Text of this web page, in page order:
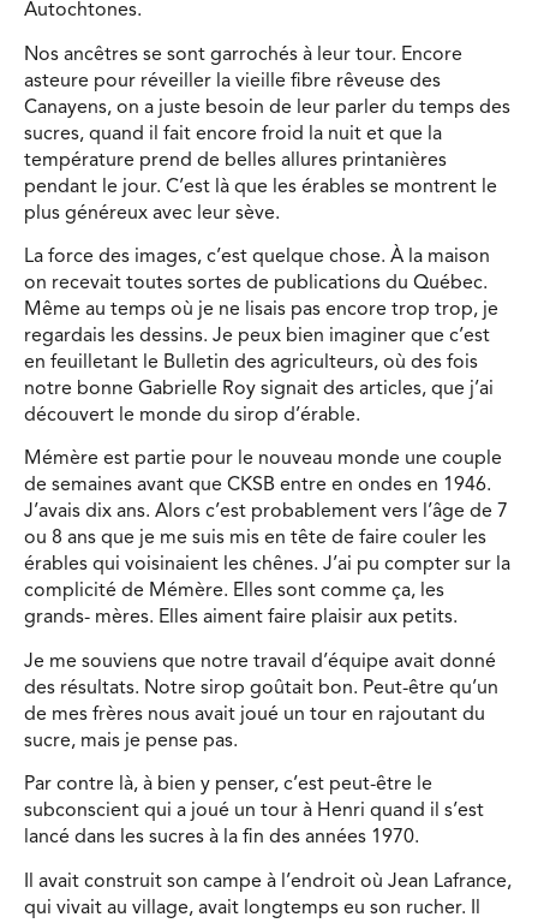
Autochtones.
Nos ancêtres se sont garrochés à leur tour. Encore
asteure pour réveiller la vieille fibre rêveuse des
Canayens, on a juste besoin de leur parler du temps des
sucres, quand il fait encore froid la nuit et que la
température prend de belles allures printanières
pendant le jour. C’est là que les érables se montrent le
plus généreux avec leur sève.
La force des images, c’est quelque chose. À la maison
on recevait toutes sortes de publications du Québec.
Même au temps où je ne lisais pas encore trop trop, je
regardais les dessins. Je peux bien imaginer que c’est
en feuilletant le Bulletin des agriculteurs, où des fois
notre bonne Gabrielle Roy signait des articles, que j’ai
découvert le monde du sirop d’érable.
Mémère est partie pour le nouveau monde une couple
de semaines avant que CKSB entre en ondes en 1946.
J’avais dix ans. Alors c’est probablement vers l’âge de 7
ou 8 ans que je me suis mis en tête de faire couler les
érables qui voisinaient les chênes. J’ai pu compter sur la
complicité de Mémère. Elles sont comme ça, les
grands- mères. Elles aiment faire plaisir aux petits.
Je me souviens que notre travail d’équipe avait donné
des résultats. Notre sirop goûtait bon. Peut-être qu’un
de mes frères nous avait joué un tour en rajoutant du
sucre, mais je pense pas.
Par contre là, à bien y penser, c’est peut-être le
subconscient qui a joué un tour à Henri quand il s’est
lancé dans les sucres à la fin des années 1970.
Il avait construit son campe à l’endroit où Jean Lafrance,
qui vivait au village, avait longtemps eu son rucher. Il